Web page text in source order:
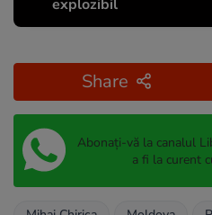
explozibil
Share
Abonați-vă la canalul
a fi la curent